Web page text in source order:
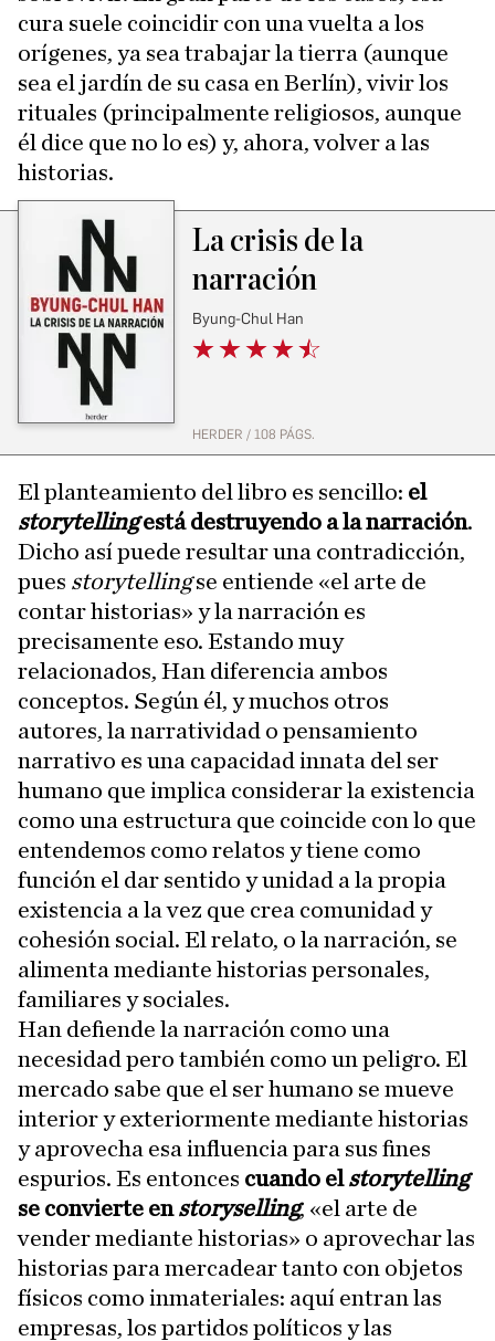
cura suele coincidir con una vuelta a los
orígenes, ya sea trabajar la tierra (aunque
sea el jardín de su casa en Berlín), vivir los
rituales (principalmente religiosos, aunque
él dice que no lo es) y, ahora, volver a las
historias.
HERDER / 108 PÁGS.
La crisis de la
narración
Byung-Chul Han
El planteamiento del libro es sencillo: el
storytellingestá destruyendo a la narración.
Dicho así puede resultar una contradicción,
pues storytellingse entiende «el arte de
contar historias» y la narración es
precisamente eso. Estando muy
relacionados, Han diferencia ambos
conceptos. Según él, y muchos otros
autores, la narratividad o pensamiento
narrativo es una capacidad innata del ser
humano que implica considerar la existencia
como una estructura que coincide con lo que
entendemos como relatos y tiene como
función el dar sentido y unidad a la propia
existencia a la vez que crea comunidad y
cohesión social. El relato, o la narración, se
alimenta mediante historias personales,
familiares y sociales.
Han defiende la narración como una
necesidad pero también como un peligro. El
mercado sabe que el ser humano se mueve
interior y exteriormente mediante historias
y aprovecha esa influencia para sus fines
espurios. Es entonces cuando elstorytelling
se convierte enstoryselling, «el arte de
vender mediante historias» o aprovechar las
historias para mercadear tanto con objetos
físicos como inmateriales: aquí entran las
empresas, los partidos políticos y las